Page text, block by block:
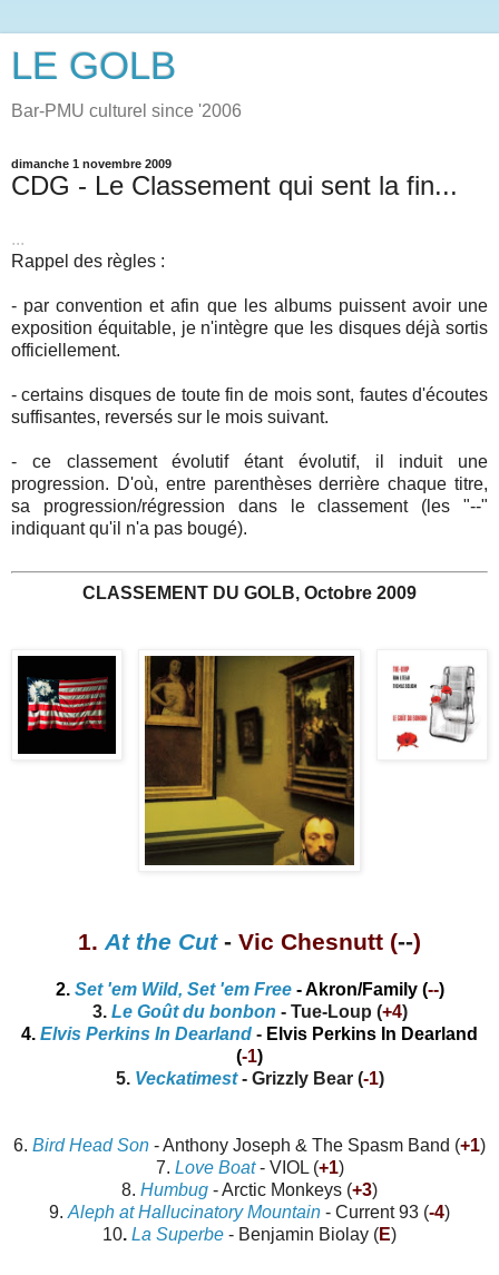
LE GOLB
Bar-PMU culturel since '2006
dimanche 1 novembre 2009
CDG - Le Classement qui sent la fin...
...
Rappel des règles :
- par convention et afin que les albums puissent avoir une
exposition équitable, je n'intègre que les disques déjà sortis
officiellement.
- certains disques de toute fin de mois sont, fautes d'écoutes
suffisantes, reversés sur le mois suivant.
- ce classement évolutif étant évolutif, il induit une
progression. D'où, entre parenthèses derrière chaque titre,
sa progression/régression dans le classement (les "--"
indiquant qu'il n'a pas bougé).
CLASSEMENT DU GOLB, Octobre 2009
1. At the Cut- Vic Chesnutt (--)
2. Set 'em Wild, Set 'em Free - Akron/Family (--)
3. Le Goût du bonbon - Tue-Loup (+4)
4. Elvis Perkins In Dearland - Elvis Perkins In Dearland
(-1)
5. Veckatimest- Grizzly Bear (-1)
6. Bird Head Son - Anthony Joseph & The Spasm Band (+1)
7. Love Boat- VIOL (+1)
8. Humbug - Arctic Monkeys (+3)
9. Aleph at Hallucinatory Mountain - Current 93 (-4)
10. La Superbe - Benjamin Biolay (E)